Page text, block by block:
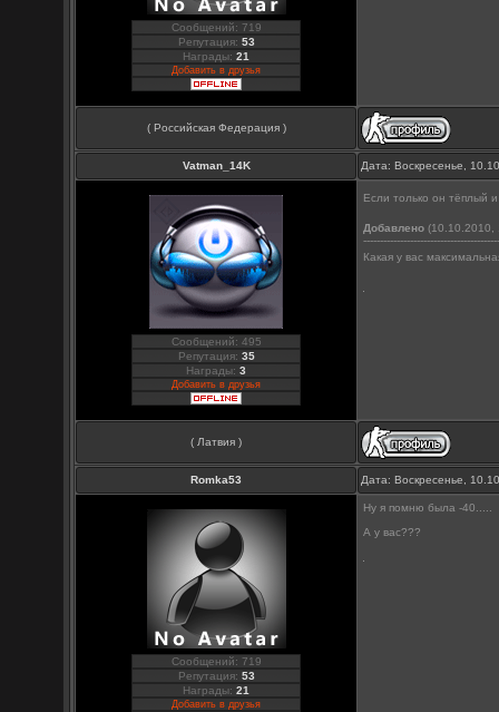
Сообщений: 719
Репутация: 53
Награды:21
Добавить в друзья
( Российская Федерация )
Vatman_14K Дата: Воскресенье,
Сообщений: 495
Репутация: 35
Награды:3
Добавить в друзья
Если только он тёплый
Добавлено (10.10.2010,
Какая у вас
( Латвия )
Romka53 Дата: Воскресенье,
Сообщений: 719
Репутация: 53
Награды:21
Добавить в друзья
Ну я помню была -40.....
А у вас???